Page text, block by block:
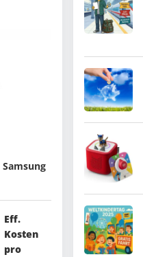
Samsung
Eff.
Kosten
pro